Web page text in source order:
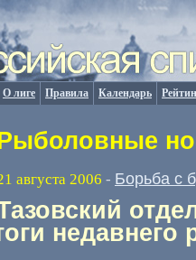
О лиге Правила Календарь
августа 2006 - Борьба с
недавнего